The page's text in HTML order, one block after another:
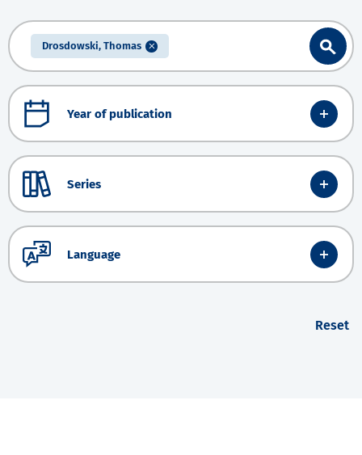
Drosdowski, Thomas
Year of publication
Series
Language
Reset